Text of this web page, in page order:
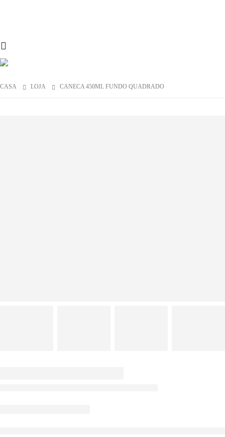
CASA LOJA CANECA 450ML FUNDO QUADRADO